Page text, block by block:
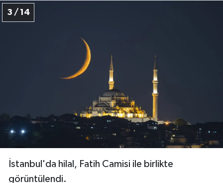
3 / 14
İstanbul'da hilal, Fatih Camisi ile birlikte
görüntülendi.
Giresun Müftülüğü
Gümüşhane Müftülüğü
Hakkari Müftülüğü
Hatay Müftülüğü
Iğdır Müftülüğü